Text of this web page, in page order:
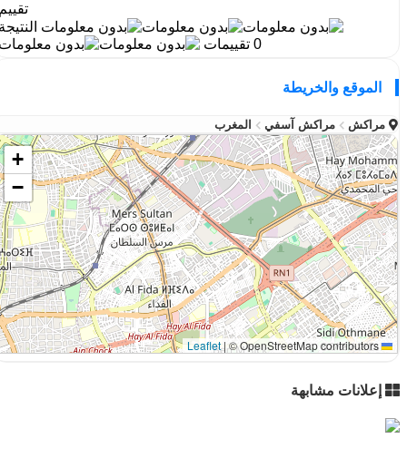
0 تقييمات
الموقع والخريطة
مراكش مراكش آسفي المغرب
+
−
Leaflet
|© OpenStreetMap contributors
إعلانات مشابهة